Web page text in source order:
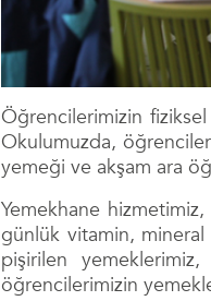
Öğrencilerimizin
Okulumuzda,
yemeği ve akşam ara
Yemekhane
günlük vitamin, mineral
pişirilen
öğrencilerimizin